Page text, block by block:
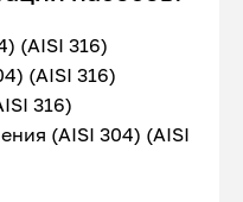
(AISI 316)
(AISI 316)
316)
(AISI 304) (AISI